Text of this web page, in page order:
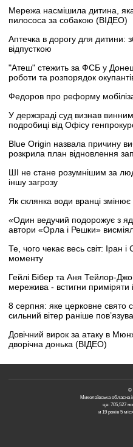
Мережа насмішила дитина,
пилососа за собакою (ВІДЕО)
Аптечка в дорогу для дитини:
відпусткою
"Атеш" стежить за ФСБ у
роботи та розпорядок
Федоров про реформу
У держзраді суд визнав
подробиці від Офісу
Blue Origin назвала причину
розкрила план відновлення
ШІ не стане розумнішим за
іншу загрозу
Як склянка води вранці
«Один ведучий подорожує з
автори «Орла і Решки»
Те, чого чекає весь світ: Іран
моменту
Гейлі Бібер та Аня Тейлор-
мережива - встигни приміряти
8 серпня: яке церковне свято
сильний вітер раніше
Довічний вирок за атаку в
дворічна донька (ВІДЕО)
©
Миколаївська обласна
це: 705,527
и 19 років 5